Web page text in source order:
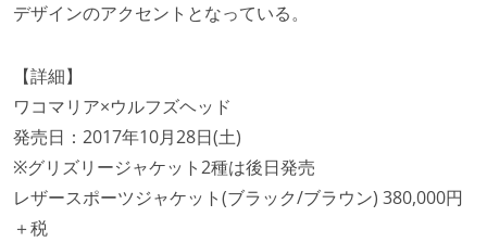
デザインのアクセントとなっている。
【詳細】
ワコマリア×ウルフズヘッド
発売日：2017年10月28日(土)
※グリズリージャケット2種は後日発売
レザースポーツジャケット(ブラック/ブラウン) 380,000円
＋税